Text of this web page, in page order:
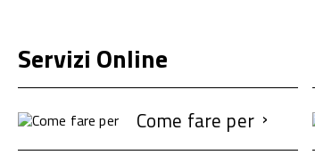
Servizi Online
Come fare per